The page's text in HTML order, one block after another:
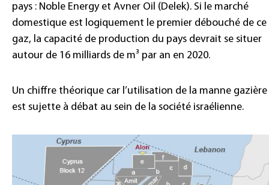
pays : Noble Energy et Avner Oil (Delek). Si le marché
domestique est logiquement le premier débouché de ce
gaz, la capacité de production du pays devrait se situer
autour de 16 milliards de m³ par an en 2020.
Un chiffre théorique car l’utilisation de la manne gazière
est sujette à débat au sein de la société israélienne.